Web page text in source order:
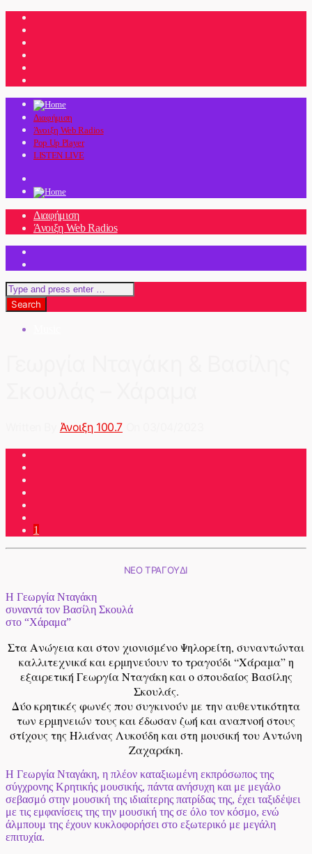
Διαφήμιση
Άνοιξη Web Radios
Pop Up Player
LISTEN LIVE
Διαφήμιση
Άνοιξη Web Radios
Άνοιξη 100.7On 03/04/2023
1
ΝΕΟ ΤΡΑΓΟΥΔΙ
Η Γεωργία Νταγάκη
συναντά τον Βασίλη Σκουλά
στο “Χάραμα”
Στα Ανώγεια και στον χιονισμένο Ψηλορείτη, συναντώνται
καλλιτεχνικά και ερμηνεύουν το τραγούδι “Χάραμα” η
εξαιρετική Γεωργία Νταγάκη και ο σπουδαίος Βασίλης
Σκουλάς.
Δύο κρητικές φωνές που συγκινούν με την αυθεντικότητα
των ερμηνειών τους και έδωσαν ζωή και αναπνοή στους
στίχους της Ηλιάνας Λυκούδη και στη μουσική του Αντώνη
Ζαχαράκη.
Η Γεωργία Νταγάκη, η πλέον καταξιωμένη εκπρόσωπος της
σύγχρονης Κρητικής μουσικής, πάντα ανήσυχη και με μεγάλο
σεβασμό στην μουσική της ιδιαίτερης πατρίδας της, έχει ταξιδέψει
με τις εμφανίσεις της την μουσική της σε όλο τον κόσμο, ενώ
άλμπουμ της έχουν κυκλοφορήσει στο εξωτερικό με μεγάλη
επιτυχία.